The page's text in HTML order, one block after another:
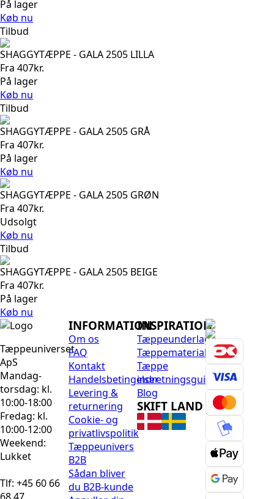
På lager
Køb nu
Tilbud
SHAGGYTÆPPE - GALA 2505 LILLA
Fra 407kr.
På lager
Køb nu
Tilbud
SHAGGYTÆPPE - GALA 2505 GRÅ
Fra 407kr.
På lager
Køb nu
SHAGGYTÆPPE - GALA 2505 GRØN
Fra 407kr.
Udsolgt
Køb nu
Tilbud
SHAGGYTÆPPE - GALA 2505 BEIGE
Fra 407kr.
På lager
Køb nu
Tæppeuniverset
ApS
Mandag-
torsdag: kl.
10:00-18:00
Fredag: kl.
10:00-12:00
Weekend:
Lukket
Tlf: +45 60 66
INFORMATION
Om os
FAQ
Kontakt
Handelsbetingelser
Levering &
returnering
Cookie- og
privatlivspolitik
Tæppeunivers
B2B
Sådan bliver
du B2B-kunde
INSPIRATION
Tæppeunderlag
Tæppematerialer
Tæppe
indretningsguide
Blog
SKIFT LAND